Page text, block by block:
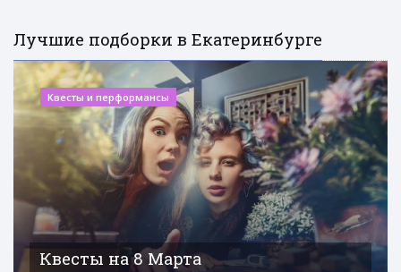
Лучшие подборки в Екатеринбурге
Квесты и перформансы
Квесты на 8 Марта